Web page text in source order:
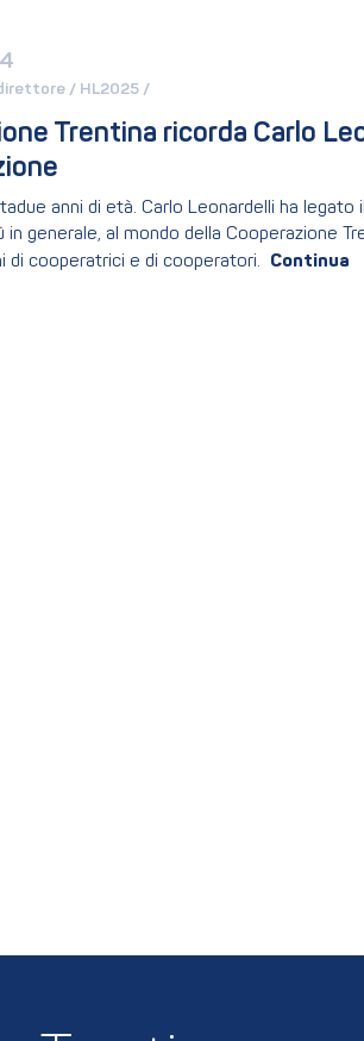
/ HL2025 /
Trentina ricorda Carlo
anni di età. Carlo Leonardelli ha legato
in generale, al mondo della Cooperazione
di cooperatrici e di cooperatori.